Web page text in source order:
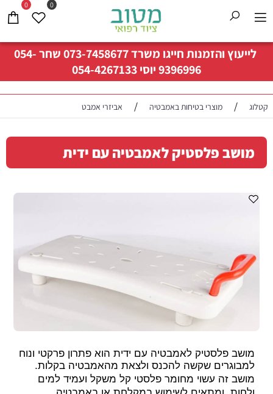
לייעוץ והזמנות חייגו משרד073-7458677שחר054-
9396996יוסי054-4267133
0 0
קטלוג / מוצרי בטיחות באמבטיה / אביזרי אמבט
מושב פלסטיק לאמבטיה עם ידית
מושב פלסטיק לאמבטיה עם ידית הוא פתרון פרקטי ונוח
למבוגרים שקשה להכנס ולצאת מהאמבטיה בקלות.
מושב זה עשוי מחומר פלסטי קל משקל ועמיד למים